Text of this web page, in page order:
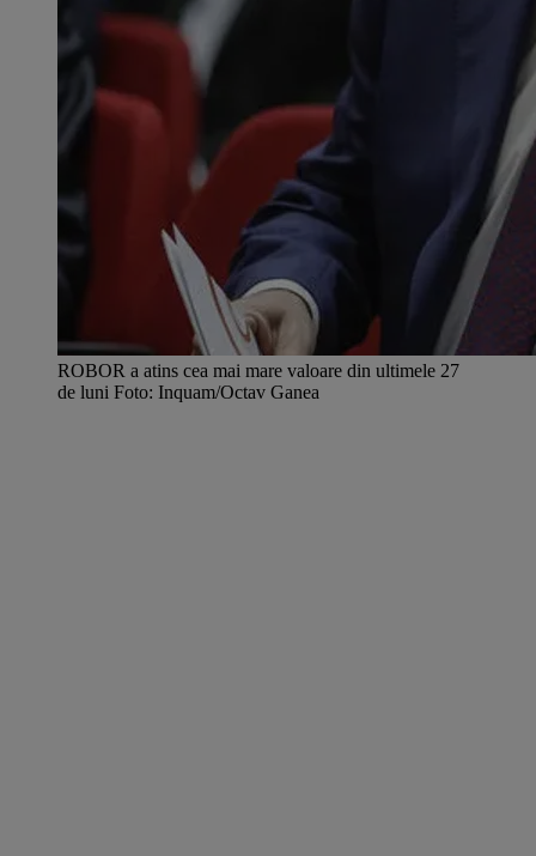
ROBOR a atins cea mai mare valoare din ultimele 27
de luni Foto: Inquam/Octav Ganea